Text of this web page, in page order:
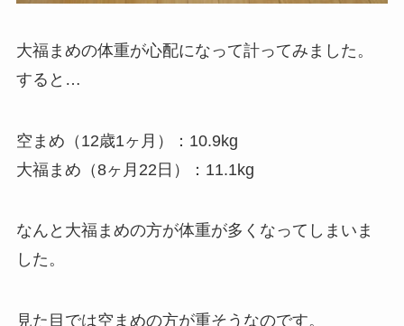
大福まめの体重が心配になって計ってみました。
すると…
空まめ（12歳1ヶ月）：10.9kg
大福まめ（8ヶ月22日）：11.1kg
なんと大福まめの方が体重が多くなってしまいま
した。
見た目では空まめの方が重そうなのです。